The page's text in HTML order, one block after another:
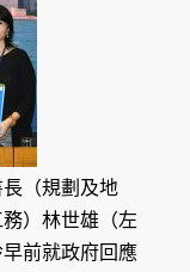
（規劃及地
）林世雄（左
前就政府回應